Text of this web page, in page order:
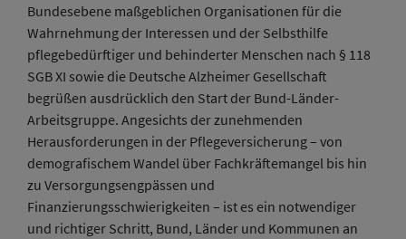
Bundesebene maßgeblichen Organisationen für die
Wahrnehmung der Interessen und der Selbsthilfe
pflegebedürftiger und behinderter Menschen nach § 118
SGB XI sowie die Deutsche Alzheimer Gesellschaft
begrüßen ausdrücklich den Start der Bund-Länder-
Arbeitsgruppe. Angesichts der zunehmenden
Herausforderungen in der Pflegeversicherung – von
demografischem Wandel über Fachkräftemangel bis hin
zu Versorgungsengpässen und
Finanzierungsschwierigkeiten – ist es ein notwendiger
und richtiger Schritt, Bund, Länder und Kommunen an